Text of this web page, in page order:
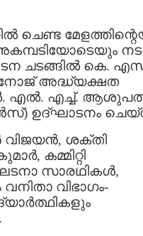
ചെണ്ട
ചടങ്ങിൽ കെ.
അദ്ധ്യക്ഷത
എൽ. എച്ച്.
ഉദ്ഘാടനം
വിജയൻ, ശക്തി
കമ്മിറ്റി
സാരഥികൾ,
വിഭാഗം-